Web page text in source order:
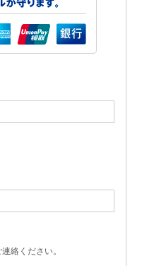
絡ください。